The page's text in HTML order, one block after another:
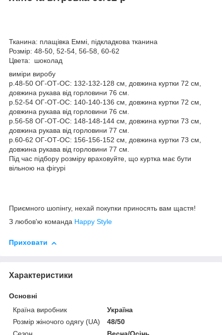
Тканина: плащівка Еммі, підкладкова тканина
Розмір: 48-50, 52-54, 56-58, 60-62
Цвета: шоколад
виміри виробу
р.48-50 ОГ-ОТ-ОС: 132-132-128 см, довжина куртки 72 см,
довжина рукава від горловини 76 см.
р.52-54 ОГ-ОТ-ОС: 140-140-136 см, довжина куртки 72 см,
довжина рукава від горловини 76 см.
р.56-58 ОГ-ОТ-ОС: 148-148-144 см, довжина куртки 73 см,
довжина рукава від горловини 77 см.
р.60-62 ОГ-ОТ-ОС: 156-156-152 см, довжина куртки 73 см,
довжина рукава від горловини 77 см.
Під час підбору розміру враховуйте, що куртка має бути
вільною на фігурі
Приємного шопінгу, нехай покупки приносять вам щастя!
З любов'ю команда Happy Style
Приховати
Характеристики
Основні
Країна виробник
Україна
Розмір жіночого одягу (UA)
48/50
Сезон
Весна/Осінь